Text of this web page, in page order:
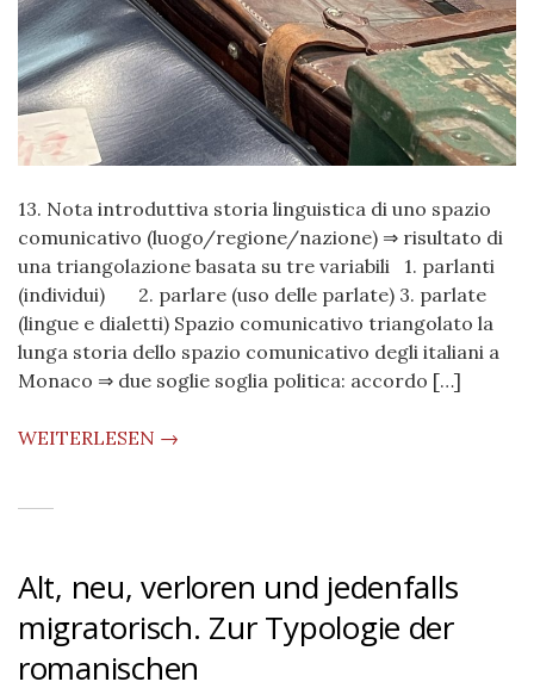
13. Nota introduttiva storia linguistica di uno spazio
comunicativo (luogo/regione/nazione) ⇒ risultato di
una triangolazione basata su tre variabili 1. parlanti
(individui) 2. parlare (uso delle parlate) 3. parlate
(lingue e dialetti) Spazio comunicativo triangolato la
lunga storia dello spazio comunicativo degli italiani a
Monaco ⇒ due soglie soglia politica: accordo […]
WEITERLESEN →
Alt, neu, verloren und jedenfalls
migratorisch. Zur Typologie der
romanischen